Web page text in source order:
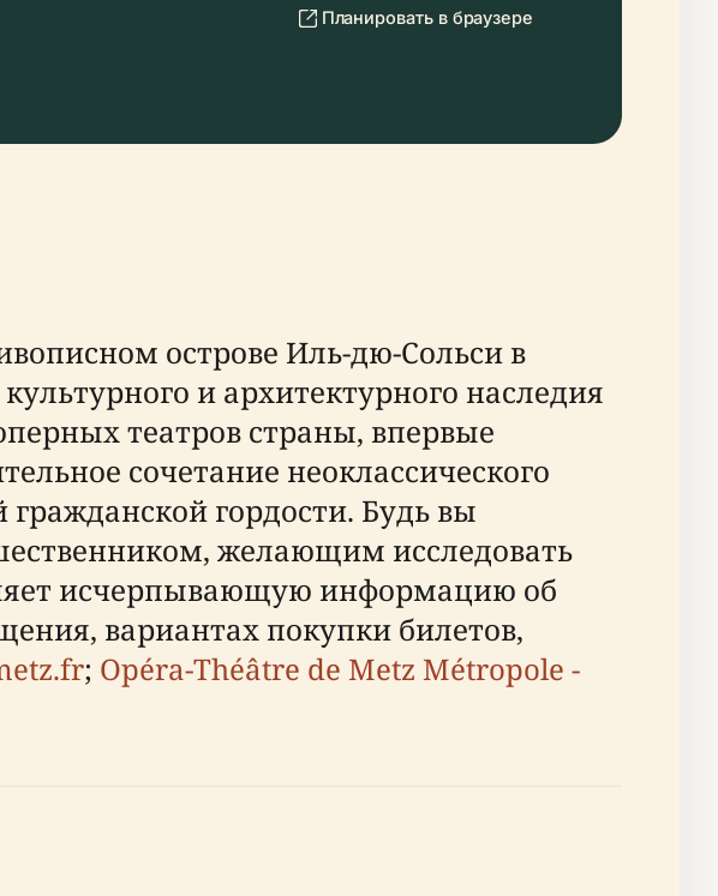
Планировать в браузере
острове Иль-дю-Сольси в
и архитектурного наследия
театров страны, впервые
сочетание неоклассического
гордости. Будь вы
желающим исследовать
исчерпывающую информацию об
вариантах покупки билетов,
; Opéra-Théâtre de Metz Métropole -